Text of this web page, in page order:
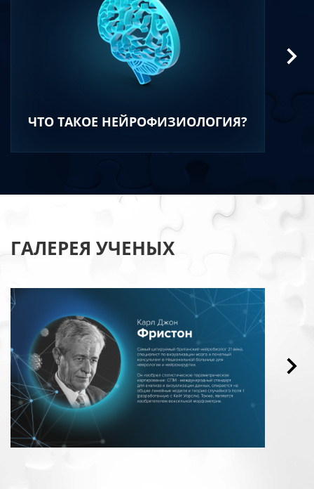
ЧТО ТАКОЕ НЕЙРОФИЗИОЛОГИЯ?
ГАЛЕРЕЯ УЧЕНЫХ